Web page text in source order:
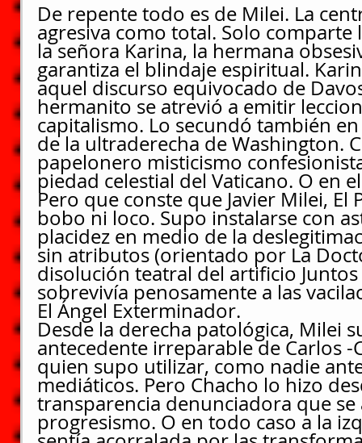
De repente todo es de Milei. La
agresiva como total. Solo
la señora Karina, la hermana
garantiza el blindaje espiritual.
aquel discurso equivocado de
hermanito se atrevió a emitir
capitalismo. Lo secundó también
de la ultraderecha de Washington.
papelonero misticismo
piedad celestial del Vaticano. O en
Pero que conste que Javier Milei,
bobo ni loco. Supo instalarse con
placidez en medio de la
sin atributos (orientado por La
disolución teatral del artificio
sobrevivía penosamente a las
El Ángel Exterminador.
Desde la derecha patológica, Milei
antecedente irreparable de Carlos -
quien supo utilizar, como nadie
mediáticos. Pero Chacho lo hizo
transparencia denunciadora que
progresismo. O en todo caso a la